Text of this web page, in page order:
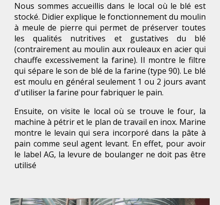
Nous sommes accueillis dans le local où le blé est
stocké. Didier explique le fonctionnement du moulin
à meule de pierre qui permet de préserver toutes
les qualités nutritives
et gustatives du blé
(contrairement au moulin aux rouleaux en acier qui
chauffe excessivement la farine). Il montre le filtre
qui sépare le son de blé de la farine (type 90). Le blé
est moulu en général seulement 1 ou 2 jours avant
d'utiliser la farine pour fabriquer le pain.
Ensuite, on visite le local où se trouve le four, la
machine à pétrir et le plan de travail en inox. Marine
montre le levain qui sera incorporé dans la pâte à
pain comme seul agent levant. En effet, pour avoir
le label AG, la levure de boulanger ne doit pas être
utilisé